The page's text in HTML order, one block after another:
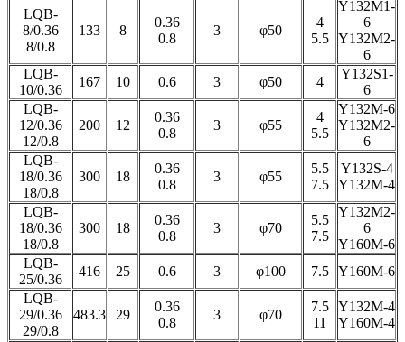
LQB-
8/0.36
8/0.8
133 8
0.36
0.8
3 φ50
4
5.5
Y132M1-
6
Y132M2-
6
LQB-
10/0.36
167 10 0.6 3 φ50 4
Y132S1-
6
LQB-
12/0.36
12/0.8
200 12
0.36
0.8
3 φ55
4
5.5
Y132M-6
Y132M2-
6
LQB-
18/0.36
18/0.8
300 18
0.36
0.8
3 φ55
5.5
7.5
Y132S-4
Y132M-4
LQB-
18/0.36
18/0.8
300 18
0.36
0.8
3 φ70
5.5
7.5
Y132M2-
6
Y160M-6
LQB-
25/0.36
416 25 0.6 3 φ100 7.5
Y160M-6
LQB-
29/0.36
29/0.8
483.3 29
0.36
0.8
3 φ70
7.5
11
Y132M-4
Y160M-4